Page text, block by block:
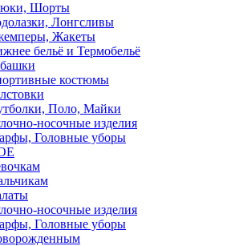
Шорты
Лонгсливы
Жакеты
бельё и Термобельё
костюмы
Поло, Майки
носочные изделия
Головные уборы
носочные изделия
Головные уборы